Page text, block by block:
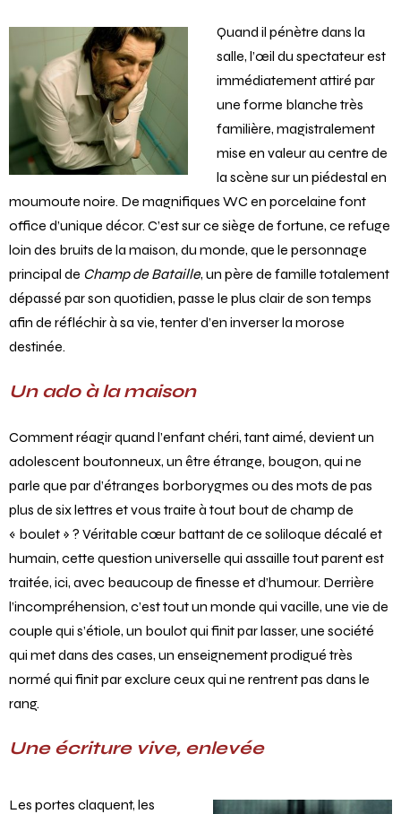
Quand il pénètre dans la
salle, l’œil du spectateur est
immédiatement attiré par
une forme blanche très
familière, magistralement
mise en valeur au centre de
la scène sur un piédestal en
moumoute noire. De magnifiques WC en porcelaine font
office d’unique décor. C’est sur ce siège de fortune, ce refuge
loin des bruits de la maison, du monde, que le personnage
principal de Champ de Bataille, un père de famille totalement
dépassé par son quotidien, passe le plus clair de son temps
afin de réfléchir à sa vie, tenter d’en inverser la morose
destinée.
Un ado à la maison
Comment réagir quand l’enfant chéri, tant aimé, devient un
adolescent boutonneux, un être étrange, bougon, qui ne
parle que par d’étranges borborygmes ou des mots de pas
plus de six lettres et vous traite à tout bout de champ de
« boulet » ? Véritable cœur battant de ce soliloque décalé et
humain, cette question universelle qui assaille tout parent est
traitée, ici, avec beaucoup de finesse et d’humour. Derrière
l’incompréhension, c’est tout un monde qui vacille, une vie de
couple qui s’étiole, un boulot qui finit par lasser, une société
qui met dans des cases, un enseignement prodigué très
normé qui finit par exclure ceux qui ne rentrent pas dans le
rang.
Une écriture vive, enlevée
Les portes claquent, les